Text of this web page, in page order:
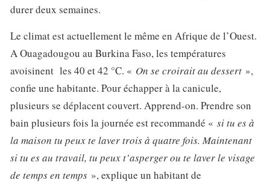
durer deux semaines.
Le climat est actuellement le même en Afrique de l’Ouest.
A Ouagadougou au Burkina Faso, les températures
avoisinent les 40 et 42 °C. « On se croirait au dessert »,
confie une habitante. Pour échapper à la canicule,
plusieurs se déplacent couvert. Apprend-on. Prendre son
bain plusieurs fois la journée est recommandé « si tu es à
la maison tu peux te laver trois à quatre fois. Maintenant
si tu es au travail, tu peux t’asperger ou te laver le visage
de temps en temps », explique un habitant de